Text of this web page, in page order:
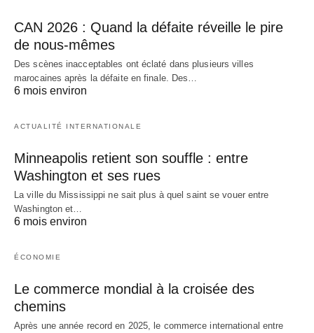
CAN 2026 : Quand la défaite réveille le pire
de nous-mêmes
Des scènes inacceptables ont éclaté dans plusieurs villes
marocaines après la défaite en finale. Des…
6 mois environ
ACTUALITÉ INTERNATIONALE
Minneapolis retient son souffle : entre
Washington et ses rues
La ville du Mississippi ne sait plus à quel saint se vouer entre
Washington et…
6 mois environ
ÉCONOMIE
Le commerce mondial à la croisée des
chemins
Après une année record en 2025, le commerce international entre